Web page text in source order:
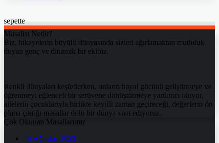
sepette
Masalist Nedir?
Biz, hikayelerin büyülü dünyasında sizleri ağırlamaktan mutluluk
duyan genç ve dinamik bir ekibiz.
Renkli dünyaları keşfederken, onların hayal gücünü geliştirmeye ve
öğrenmeyi eğlenceli bir serüvene dönüştürmeye yardımcı oluyor,
ailelerin çocuklarıyla birlikte keyifli zaman geçireceği, değerlerin ön
plana çıktığı masallar dolu bir dünya vaat ediyoruz.
Çok Okunan Masallarımız
15 Ağustos 2023